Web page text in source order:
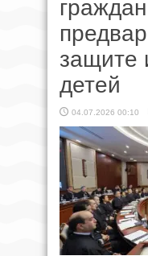
защите
детей
04.07.2026 00:10